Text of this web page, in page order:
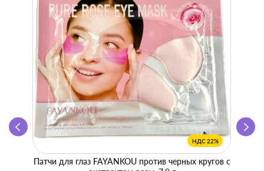
НДС 22%
Патчи для глаз FAYANKOU против черных кругов с